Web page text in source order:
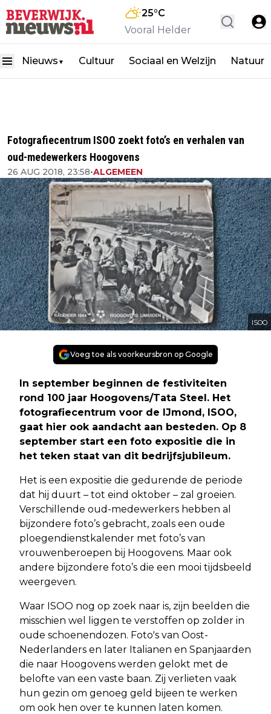
25°C
Vooral Helder
Nieuws ▼ Cultuur Sociaal en Welzijn Natuur
Fotografiecentrum ISOO zoekt foto’s en verhalen van
oud-medewerkers Hoogovens
26 AUG 2018, 23:58•ALGEMEEN
ISOO
Voeg toe als voorkeursbron op Google
In september beginnen de festiviteiten
rond 100 jaar Hoogovens/Tata Steel. Het
fotografiecentrum voor de IJmond, ISOO,
gaat hier ook aandacht aan besteden. Op 8
september start een foto expositie die in
het teken staat van dit bedrijfsjubileum.
Het is een expositie die gedurende de periode
dat hij duurt – tot eind oktober – zal groeien.
Verschillende oud-medewerkers hebben al
bijzondere foto’s gebracht, zoals een oude
ploegendienstkalender met foto’s van
vrouwenberoepen bij Hoogovens. Maar ook
andere bijzondere foto’s die een mooi tijdsbeeld
weergeven.
Waar ISOO nog op zoek naar is, zijn beelden die
misschien wel liggen te verstoffen op zolder in
oude schoenendozen. Foto's van Oost-
Nederlanders en later Italianen en Spanjaarden
die naar Hoogovens werden gelokt met de
belofte van een vaste baan. Zij verlieten vaak
hun gezin om genoeg geld bijeen te werken
om ook hen over te kunnen laten komen.